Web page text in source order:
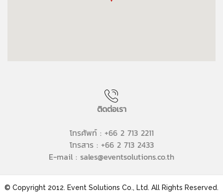
ติดต่อเรา
โทรศัพท์ : +66 2 713 2211
โทรสาร : +66 2 713 2433
E-mail : sales@eventsolutions.co.th
© Copyright 2012. Event Solutions Co., Ltd. All Rights Reserved.